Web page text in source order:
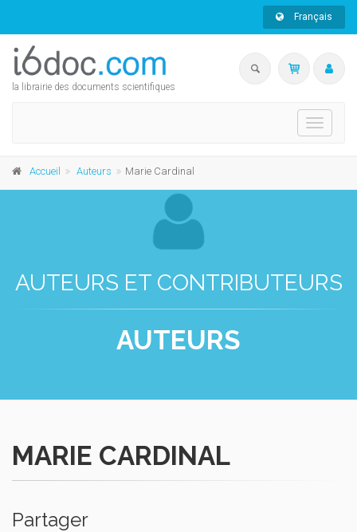
Français
la librairie des documents scientifiques
Toggle
Accueil Auteurs Marie Cardinal
AUTEURS ET CONTRIBUTEURS
AUTEURS
MARIE CARDINAL
Partager